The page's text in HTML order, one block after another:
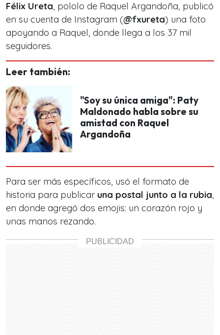
Félix Ureta, pololo de Raquel Argandoña, publicó
en su cuenta de Instagram (@fxureta) una foto
apoyando a Raquel, donde llega a los 37 mil
seguidores.
Leer también:
"Soy su única amiga": Paty
Maldonado habla sobre su
amistad con Raquel
Argandoña
Para ser más específicos, usó el formato de
historia para publicar una postal junto a la rubia,
en donde agregó dos emojis: un corazón rojo y
unas manos rezando.